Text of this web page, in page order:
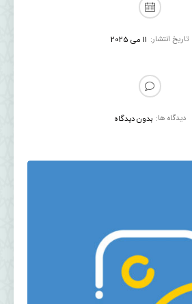
تاریخ انتشار: 11 می 2025
دیدگاه ها: بدون دیدگاه